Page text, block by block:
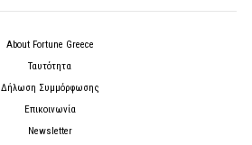
About Fortune Greece
Ταυτότητα
Δήλωση Συμμόρφωσης
Επικοινωνία
Newsletter